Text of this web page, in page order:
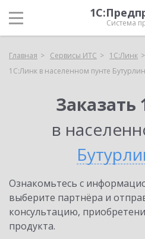
Система
Главная Сервисы ИТС
1С:Линк
1С:Линк в населенном пунте
Заказать
в
Ознакомьтесь с
выберите партнёра и
консультацию,
продукта.